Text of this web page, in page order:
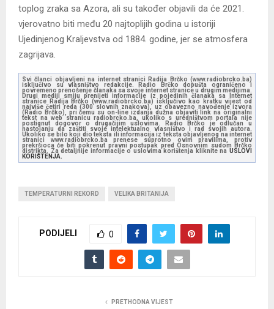
toplog zraka sa Azora, ali su također objavili da će 2021.
vjerovatno biti među 20 najtoplijih godina u istoriji
Ujedinjenog Kraljevstva od 1884. godine, jer se atmosfera
zagrijava.
Svi članci objavljeni na internet stranici Radija Brčko (www.radiobrcko.ba)
isključivo su vlasništvo redakcije. Radio Brčko dopušta ograničeno i
povremeno prenošenje članaka sa svoje internet stranice u drugim medijima.
Drugi mediji smiju prenijeti informacije iz pojedinih članaka sa Internet
stranice Radija Brčko (www.radiobrcko.ba) isključivo kao kratku vijest od
najviše četiri reda (300 slovnih znakova), uz obavezno navođenje izvora
(Radio Brčko), pri čemu su on-line izdanja dužna objaviti link na originalni
tekst na web stranicu radiobrcko.ba, ukoliko s uredništvom portala nije
postignut dogovor o drugačijim uslovima. Radio Brčko je odlučan u
nastojanju da zaštiti svoje intelektualno vlasništvo i rad svojih autora.
Ukoliko se bilo koji dio teksta ili informacija iz teksta objavljenog na internet
stranici www.radiobrcko.ba prenese suprotno ovim pravilima, protiv
prekršioca će biti pokrenut pravni postupak pred Osnovnim sudom Brčko
distrikta. Za detaljnije informacije o uslovima korištenja kliknite na USLOVI
KORIŠTENJA.
TEMPERATURNI REKORD VELIKA BRITANIJA
PODIJELI 0
PRETHODNA VIJEST